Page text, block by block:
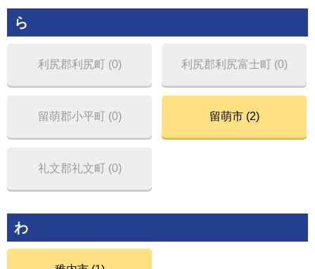
ら
利尻郡利尻町 (0) 利尻郡利尻富士町 (0)
留萌郡小平町 (0) 留萌市 (2)
礼文郡礼文町 (0)
わ